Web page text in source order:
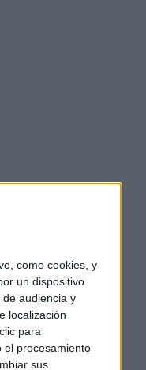
como cookies, y
un dispositivo
audiencia y
localización
para
el procesamiento
sus